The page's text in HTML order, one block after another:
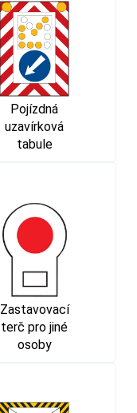
Pojízdná
uzavírková
tabule
Zastavovací
terč pro jiné
osoby